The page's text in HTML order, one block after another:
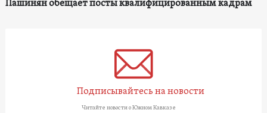
Пашинян обещает посты квалифицированным кадрам
Подписывайтесь на новости
Читайте новости о Южном Кавказе